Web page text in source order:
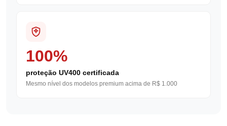
100%
proteção UV400 certificada
Mesmo nível dos modelos premium acima de R$ 1.000